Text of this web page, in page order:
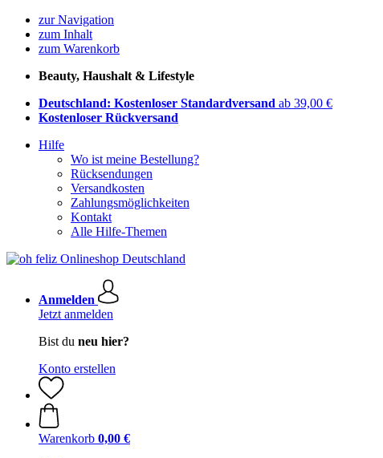
zur Navigation
zum Inhalt
zum Warenkorb
Beauty, Haushalt & Lifestyle
Deutschland: Kostenloser Standardversand ab 39,00 €
Kostenloser Rückversand
Hilfe
Wo ist meine Bestellung?
Rücksendungen
Versandkosten
Zahlungsmöglichkeiten
Kontakt
Alle Hilfe-Themen
Anmelden
Jetzt anmelden
Bist du neu hier?
Konto erstellen
Warenkorb 0,00 €